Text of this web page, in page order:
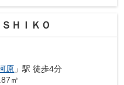
ＨＩＫＯ
原 」駅 徒歩4分
㎡